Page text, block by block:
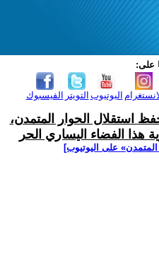
على:
الفيسبوك التويتر اليوتيوب
استقلال الحوار المتمدن،
هذا الفضاء اليساري الحر
على اليوتيوب]